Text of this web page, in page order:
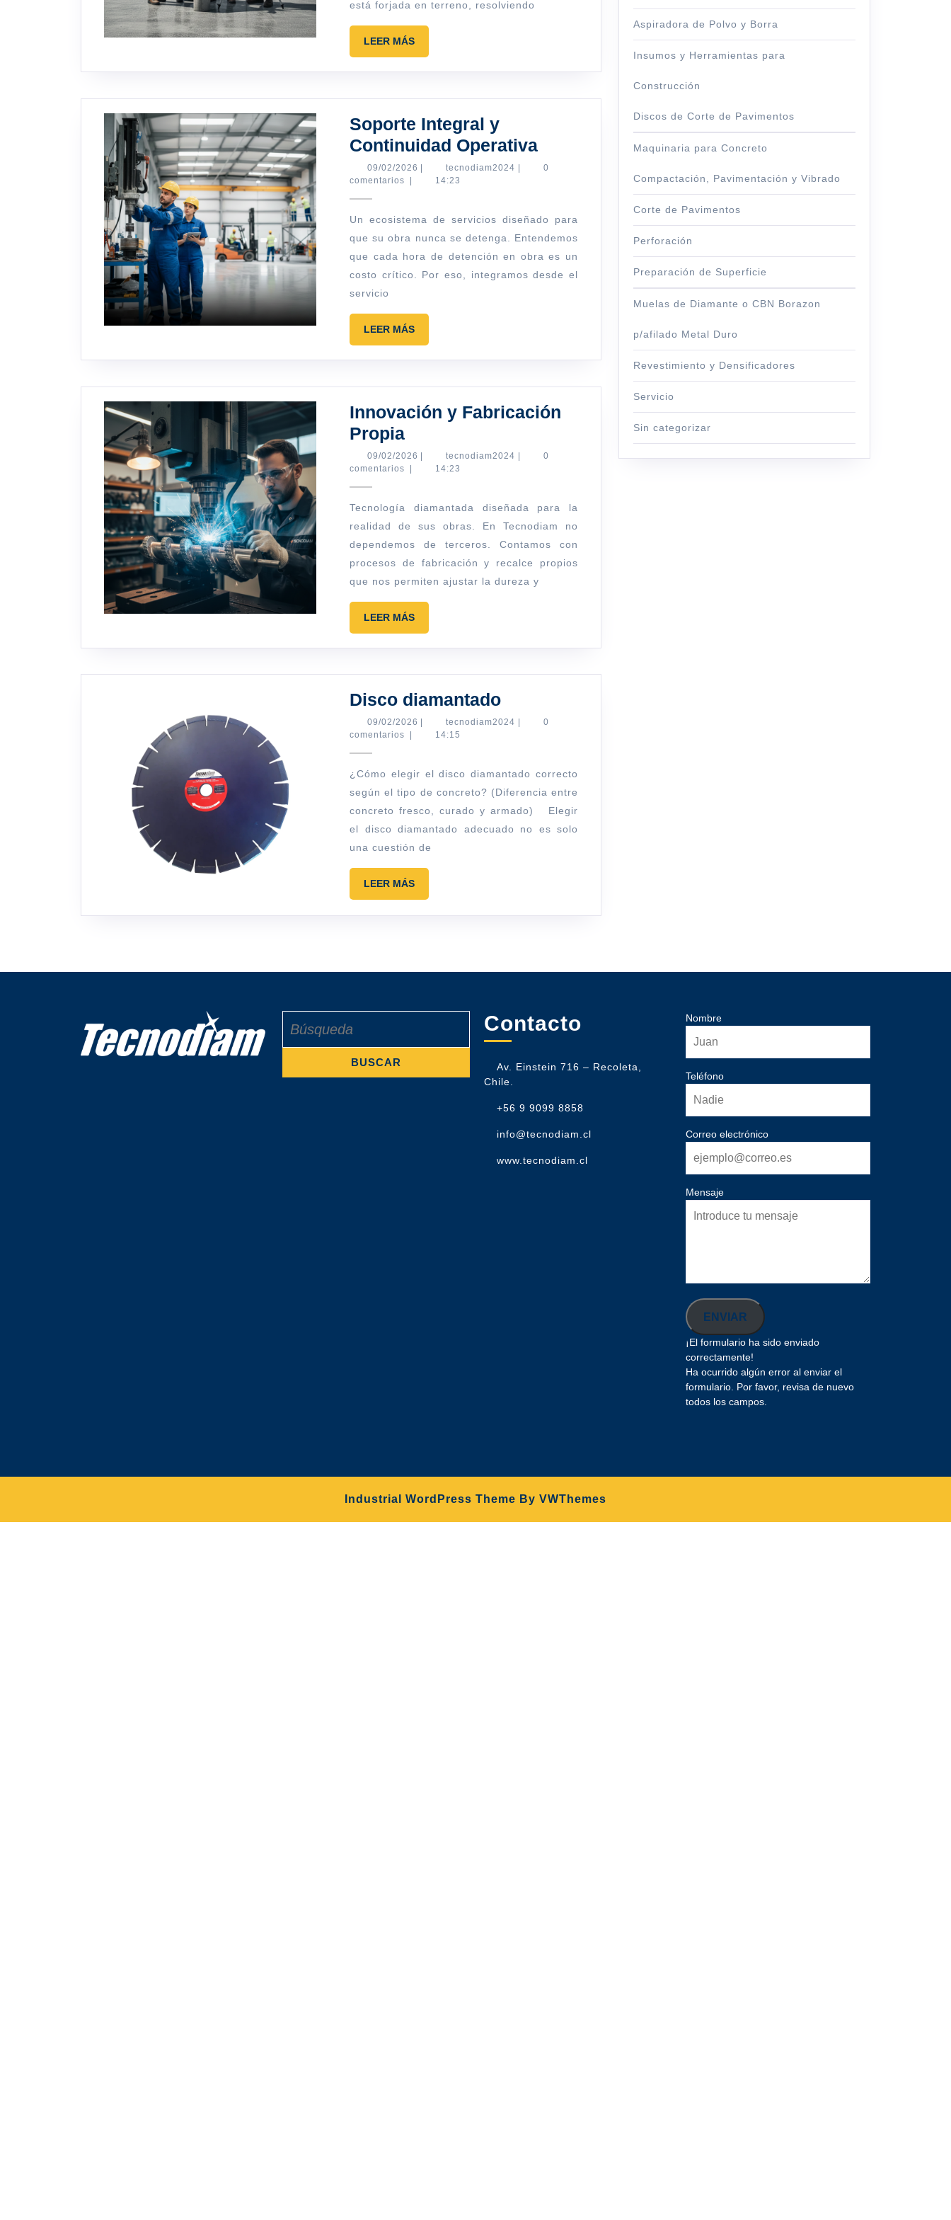
está forjada en terreno, resolviendo
LEER MÁSLEER
MÁS
Soporte Integral y
Continuidad OperativaSoporte
Integral
Continuidad
Operativa
09/02/2026 09/02/2026
| tecnodiam2024 tecnodiam2024
|
0
comentarios
| 14:23
Un ecosistema de servicios diseñado para
que su obra nunca se detenga. Entendemos
que cada hora de detención en obra es un
costo crítico. Por eso, integramos desde el
servicio
LEER MÁSLEER
MÁS
Innovación y Fabricación
Propia
y
Fabricación
09/02/2026 09/02/2026
| tecnodiam2024 tecnodiam2024
|
0
comentarios
| 14:23
Tecnología diamantada diseñada para la
realidad de sus obras. En Tecnodiam no
dependemos de terceros. Contamos con
procesos de fabricación y recalce propios
que nos permiten ajustar la dureza y
LEER MÁSLEER
MÁS
Disco diamantadoDisco
diamantado
09/02/2026 09/02/2026tecnodiam2024 tecnodiam2024
0
comentarios
14:15
¿Cómo elegir el disco diamantado correcto
según el tipo de concreto? (Diferencia entre
concreto fresco, curado y armado) Elegir
el disco diamantado adecuado no es solo
una cuestión de
LEER MÁSLEER
MÁS
Aspiradora de Polvo y Borra
Insumos y Herramientas para
Construcción
Discos de Corte de Pavimentos
Maquinaria para Concreto
Compactación, Pavimentación y Vibrado
Corte de Pavimentos
Perforación
Preparación de Superficie
Muelas de Diamante o CBN Borazon
p/afilado Metal Duro
Revestimiento y Densificadores
Servicio
Sin categorizar
Contacto
Av. Einstein 716 – Recoleta,
Chile.
+56 9 9099 8858
info@tecnodiam.cl
www.tecnodiam.cl
Nombre
Teléfono
Correo electrónico
Mensaje
ENVIAR
¡El formulario ha sido enviado
correctamente!
Ha ocurrido algún error al enviar el
formulario. Por favor, revisa de nuevo
todos los campos.
Industrial WordPress Theme By VWThemes